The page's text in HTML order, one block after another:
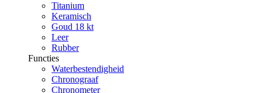
Titanium
Keramisch
Goud 18 kt
Leer
Rubber
Functies
Waterbestendigheid
Chronograaf
Chronometer